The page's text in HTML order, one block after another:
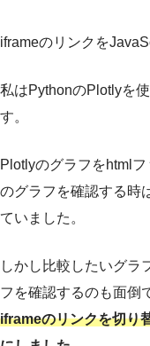
iframeのリンクを
私はPythonのPlotlyを
す。
Plotlyのグラフをhtml
のグラフを確認する時
ていました。
しかし比較したいグラ
フを確認するのも面倒
iframeのリンクを切り